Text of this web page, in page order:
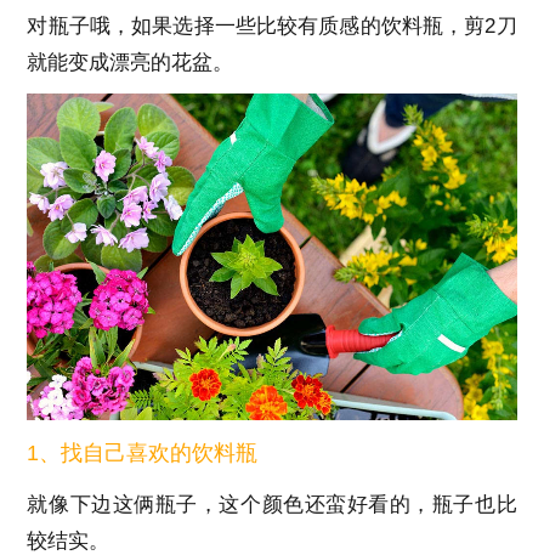
对瓶子哦，如果选择一些比较有质感的饮料瓶，剪2刀
就能变成漂亮的花盆。
1、找自己喜欢的饮料瓶
就像下边这俩瓶子，这个颜色还蛮好看的，瓶子也比
较结实。